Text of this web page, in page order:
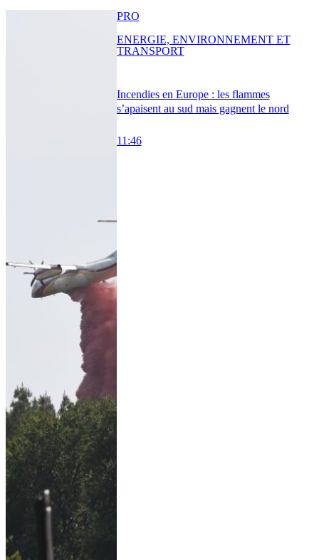
Incendies en Europe : les flammes
s’apaisent au sud mais gagnent le nord
11:46
PRO
ENERGIE, ENVIRONNEMENT ET
TRANSPORT